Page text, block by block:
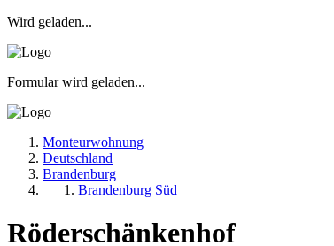
Wird geladen...
Formular wird geladen...
Monteurwohnung
Deutschland
Brandenburg
Brandenburg Süd
Röderschänkenhof